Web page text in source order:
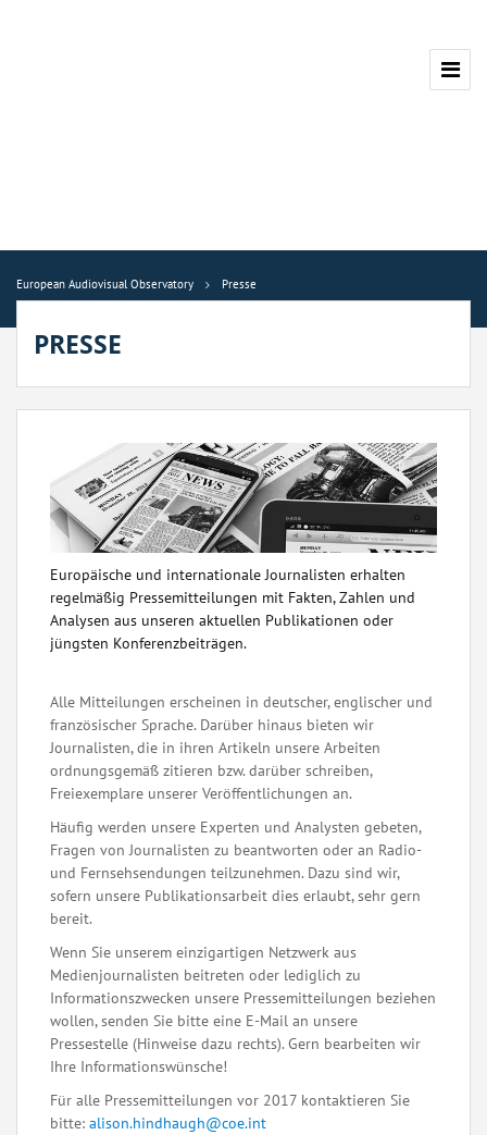
European Audiovisual Observatory Presse
PRESSE
Europäische und internationale Journalisten erhalten
regelmäßig Pressemitteilungen mit Fakten, Zahlen und
Analysen aus unseren aktuellen Publikationen oder
jüngsten Konferenzbeiträgen.
Alle Mitteilungen erscheinen in deutscher, englischer und
französischer Sprache. Darüber hinaus bieten wir
Journalisten, die in ihren Artikeln unsere Arbeiten
ordnungsgemäß zitieren bzw. darüber schreiben,
Freiexemplare unserer Veröffentlichungen an.
Häufig werden unsere Experten und Analysten gebeten,
Fragen von Journalisten zu beantworten oder an Radio-
und Fernsehsendungen teilzunehmen. Dazu sind wir,
sofern unsere Publikationsarbeit dies erlaubt, sehr gern
bereit.
Wenn Sie unserem einzigartigen Netzwerk aus
Medienjournalisten beitreten oder lediglich zu
Informationszwecken unsere Pressemitteilungen beziehen
wollen, senden Sie bitte eine E-Mail an unsere
Pressestelle (Hinweise dazu rechts). Gern bearbeiten wir
Ihre Informationswünsche!
Für alle Pressemitteilungen vor 2017 kontaktieren Sie
bitte: alison.hindhaugh@coe.int